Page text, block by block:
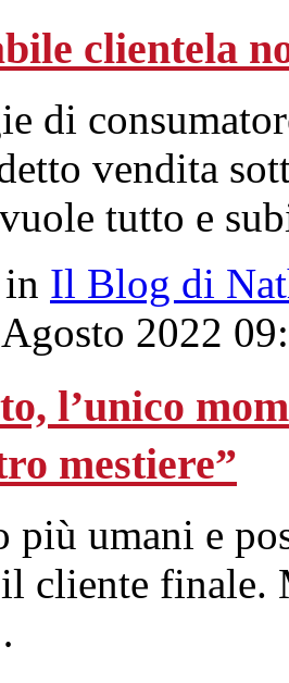
clientela
di
vendita
tutto e
Il Blog di
2022
l’unico
mestiere”
umani e
cliente finale.